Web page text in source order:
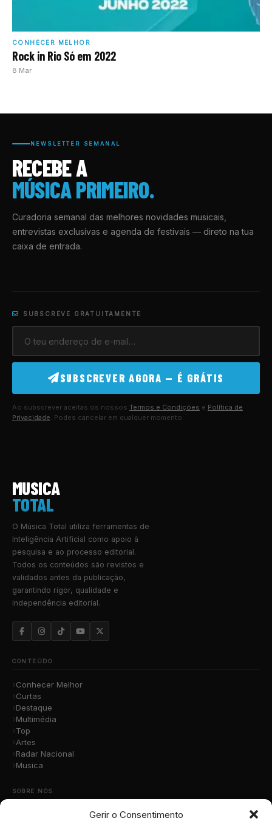
Gerir o Consentimento
CONHECER MELHOR
Rock in Rio Só em 2022
8 Mar
NEWSLETTER SEMANAL
RECEBE A
MÚSICA PRIMEIRO.
Curadoria semanal das melhores novidades musicais,
entrevistas exclusivas e agenda de festivais — direto na tua
caixa de entrada.
SUBSCREVE GRATUITAMENTE
SUBSCREVER AGORA — É GRÁTIS
Ao subscrever aceitas os nossos Termos e Condições e Política de
Privacidade. Podes cancelar em qualquer momento.
MUSICA
TOTAL
O Música Total utiliza ferramentas de
Inteligência Artificial como apoio à
pesquisa e ao processo editorial.
Todos os conteúdos são revistos e
validados antes da publicação,
garantindo rigor, qualidade e
independência editorial.
CONTEÚDO
Conhecer Melhor
Curtas
Destaque
Multimédia
Top
Artes
Radar Nacional
Musica
SOBRE NÓS